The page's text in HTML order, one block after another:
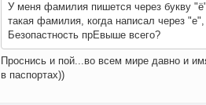
У меня фамилия пишется через букву
такая фамилия, когда написал через
Безопастность прЕвыше всего?
Проснись и пой...во всем мире давно и
в паспортах))